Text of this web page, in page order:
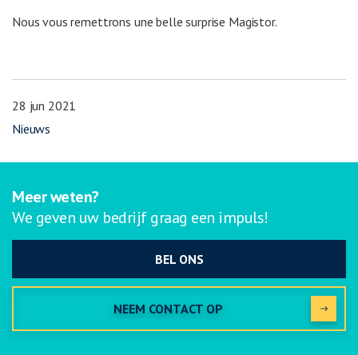
Nous vous remettrons une belle surprise Magistor.
28 jun 2021
Nieuws
Meer weten?
We geven uw bedrijf graag een impuls!
BEL ONS
NEEM CONTACT OP